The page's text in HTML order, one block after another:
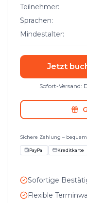
Teilnehmer:
Sprachen:
Mindestalter:
Jetzt
Sofort-Versand:
Sichere Zahlung –
PayPal Kreditkarte
Sofortige
Flexible